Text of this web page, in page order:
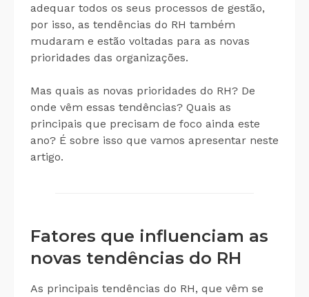
adequar todos os seus processos de gestão,
por isso, as tendências do RH também
mudaram e estão voltadas para as novas
prioridades das organizações.
Mas quais as novas prioridades do RH? De
onde vêm essas tendências? Quais as
principais que precisam de foco ainda este
ano? É sobre isso que vamos apresentar neste
artigo.
Fatores que influenciam as
novas tendências do RH
As principais tendências do RH, que vêm se